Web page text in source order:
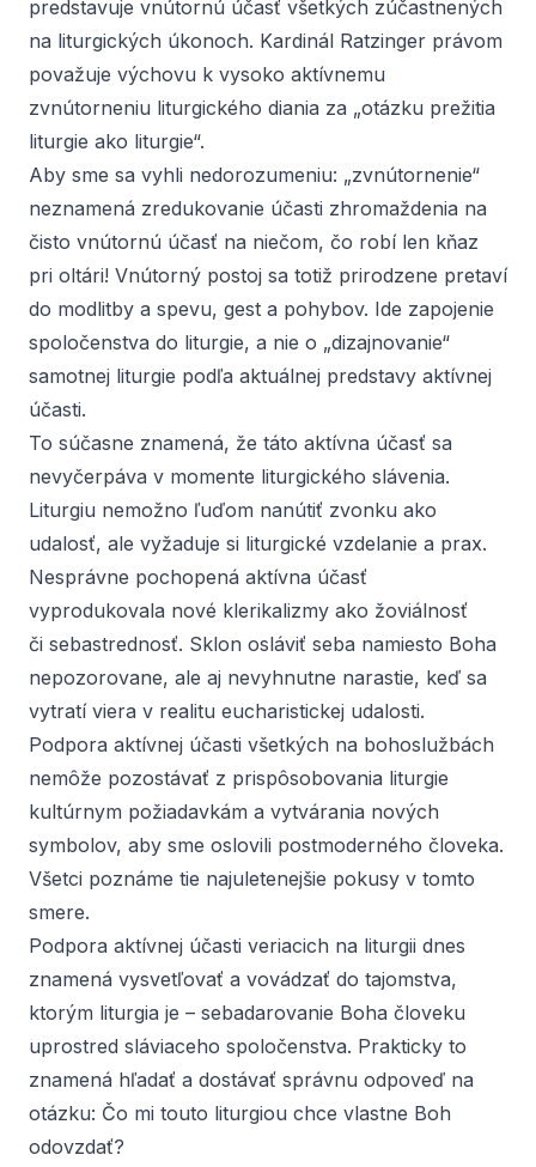
predstavuje vnútornú účasť všetkých zúčastnených
na liturgických úkonoch. Kardinál Ratzinger právom
považuje výchovu k vysoko aktívnemu
zvnútorneniu liturgického diania za „otázku prežitia
liturgie ako liturgie“.
Aby sme sa vyhli nedorozumeniu: „zvnútornenie“
neznamená zredukovanie účasti zhromaždenia na
čisto vnútornú účasť na niečom, čo robí len kňaz
pri oltári! Vnútorný postoj sa totiž prirodzene pretaví
do modlitby a spevu, gest a pohybov. Ide zapojenie
spoločenstva do liturgie, a nie o „dizajnovanie“
samotnej liturgie podľa aktuálnej predstavy aktívnej
účasti.
To súčasne znamená, že táto aktívna účasť sa
nevyčerpáva v momente liturgického slávenia.
Liturgiu nemožno ľuďom nanútiť zvonku ako
udalosť, ale vyžaduje si liturgické vzdelanie a prax.
Nesprávne pochopená aktívna účasť
vyprodukovala nové klerikalizmy ako žoviálnosť
či sebastrednosť. Sklon osláviť seba namiesto Boha
nepozorovane, ale aj nevyhnutne narastie, keď sa
vytratí viera v realitu eucharistickej udalosti.
Podpora aktívnej účasti všetkých na bohoslužbách
nemôže pozostávať z prispôsobovania liturgie
kultúrnym požiadavkám a vytvárania nových
symbolov, aby sme oslovili postmoderného človeka.
Všetci poznáme tie najuletenejšie pokusy v tomto
smere.
Podpora aktívnej účasti veriacich na liturgii dnes
znamená vysvetľovať a vovádzať do tajomstva,
ktorým liturgia je – sebadarovanie Boha človeku
uprostred sláviaceho spoločenstva. Prakticky to
znamená hľadať a dostávať správnu odpoveď na
otázku: Čo mi touto liturgiou chce vlastne Boh
odovzdať?